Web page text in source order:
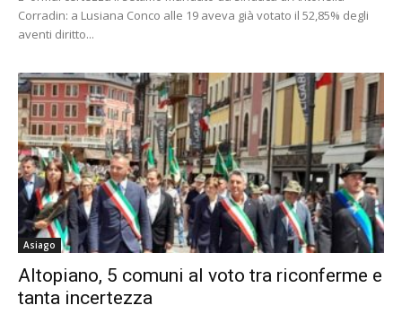
Corradin: a Lusiana Conco alle 19 aveva già votato il 52,85% degli
aventi diritto...
Asiago
Altopiano, 5 comuni al voto tra riconferme e
tanta incertezza